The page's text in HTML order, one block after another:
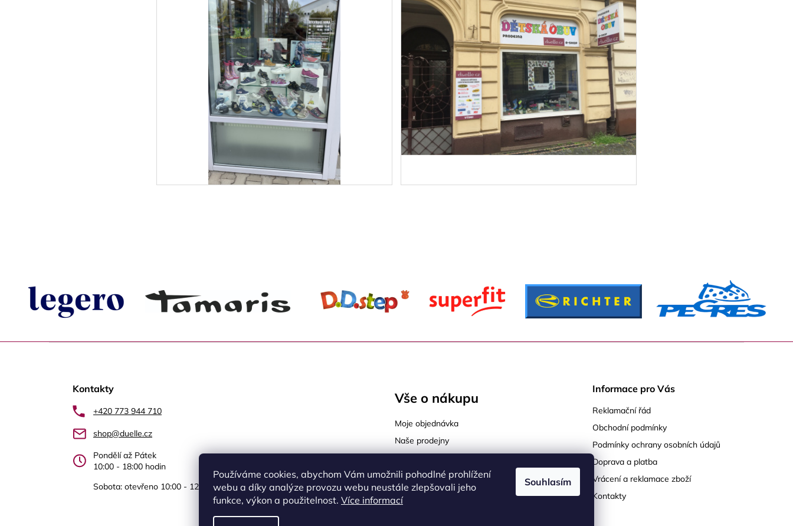
Používáme cookies, abychom Vám umožnili pohodlné prohlížení
webu a díky analýze provozu webu neustále zlepšovali jeho
funkce, výkon a použitelnost. Více informací
Souhlasím
Kontakty
+420 773 944 710
shop@duelle.cz
Pondělí až Pátek
10:00 - 18:00 hodin
Sobota: otevřeno 10:00 - 12.00 Újezd nad Lesy Praha 9
Vše o nákupu
Moje objednávka
Naše prodejny
Jak vybrat správnou velikost
Jak vybrat správnou obuv
Informace pro Vás
Reklamační řád
Obchodní podmínky
Podmínky ochrany osobních údajů
Doprava a platba
Vrácení a reklamace zboží
Kontakty